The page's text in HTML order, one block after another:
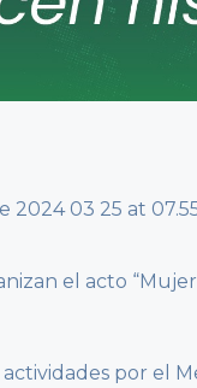
el acto
actividades por el